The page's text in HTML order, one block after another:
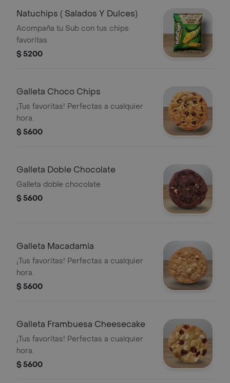
Natuchips ( Salados Y Dulces)
Acompaña tu Sub con tus chips
favoritas.
$ 5200
Galleta Choco Chips
¡Tus favoritas! Perfectas a cualquier
hora.
$ 5600
Galleta Doble Chocolate
Galleta doble chocolate
$ 5600
Galleta Macadamia
¡Tus favoritas! Perfectas a cualquier
hora.
$ 5600
Galleta Frambuesa Cheesecake
¡Tus favoritas! Perfectas a cualquier
hora.
$ 5600